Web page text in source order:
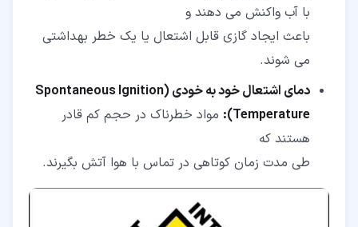
با آب واکنش می دهند و
باعث ایجاد گازی قابل اشتعال یا یک خطر بهداشتی
می شوند.
دمای اشتعال خود به خودی (Spontaneous Ignition
Temperature):
مواد خطرناک در حجم کم قادر
هستند که
طی مدت زمان کوتاهی در تماس با هوا آتش بگیرند.